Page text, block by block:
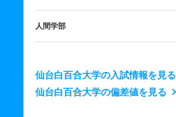
人間学部
仙台白百合大学の入試情報を見る
仙台白百合大学の偏差値を見る